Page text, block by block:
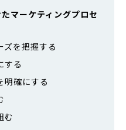
マーケティングプロセ
を把握する
する
明確にする
む